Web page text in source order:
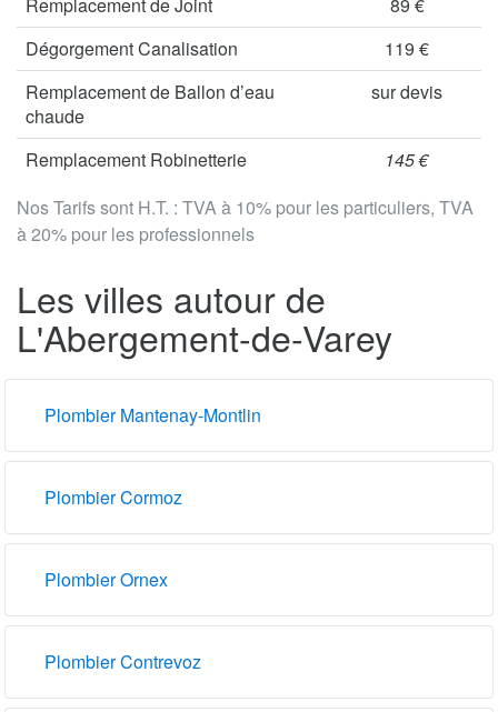
Nos Tarifs sont H.T. : TVA à 10% pour les particuliers, TVA
à 20% pour les professionnels
Dégorgement Canalisation
119 €
Remplacement de Ballon d’eau
chaude
sur devis
Remplacement Robinetterie 145 €
Les villes autour de
L'Abergement-de-Varey
Plombier Mantenay-Montlin
Plombier Cormoz
Plombier Ornex
Plombier Contrevoz